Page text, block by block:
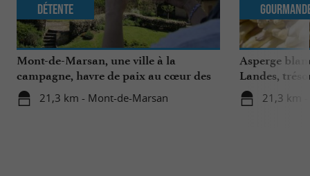
Mont-de-Marsan, une ville à la
campagne, havre de paix au cœur des
Landes
21,3 km - Mont-de-Marsan
Détente
Asperge
Landes,
région
21,3 km